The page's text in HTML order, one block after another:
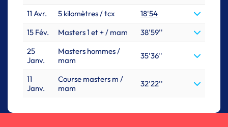
11 Avr.
5 kilomètres / tcx
18'54
15 Fév.
Masters 1 et + / mam
38'59''
25
Janv.
Masters hommes /
mam
35'36''
11
Janv.
Course masters m /
mam
32'22''